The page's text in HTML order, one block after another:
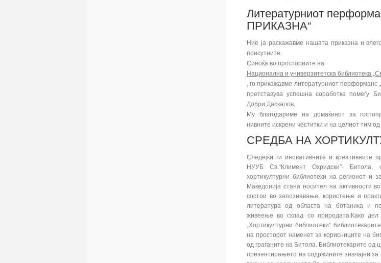
Литературниот
ПРИКАЗНА“
Ние ја раскажавме нашата приказна и
присутните.
Синоќа во просториите на
Национална и универзитетска библиотека
, го прикажавме литературниот перформанс
претставува успешна соработка помеѓу
Добри Даскалов.
Му благодариме на домаќинот за
нивните искрени честитки и на целиот тим
СРЕДБА НА
Следејќи ги иновативните и креативните
НУУБ Св.“Климент Охридски”-
хортикултурни библиотеки на регионот и
Македонија стана носител на активности
состои во запознавање, користење и
литература од областа на ботаника и
живеење во склад со природата.Како
„Хортикултурни библиотеки“
на просторот наменет за корисниците на
од граѓаните на Битола. Библиотекарите од
презентирањето на содржините значајни